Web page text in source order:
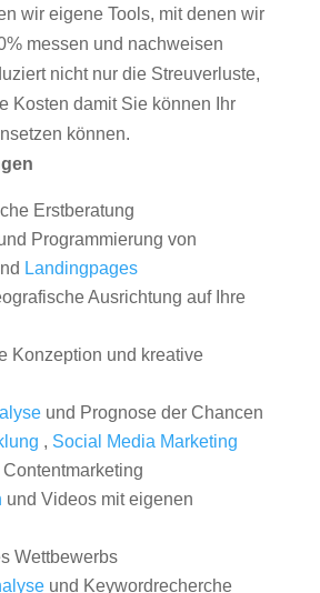
wir eigene Tools, mit denen wir
messen und nachweisen
nicht nur die Streuverluste,
Kosten damit Sie können Ihr
können.
Erstberatung
Programmierung von
Landingpages
Ausrichtung auf Ihre
Konzeption und kreative
und Prognose der Chancen
, Social Media Marketing
und Videos mit eigenen
Wettbewerbs
und Keywordrecherche